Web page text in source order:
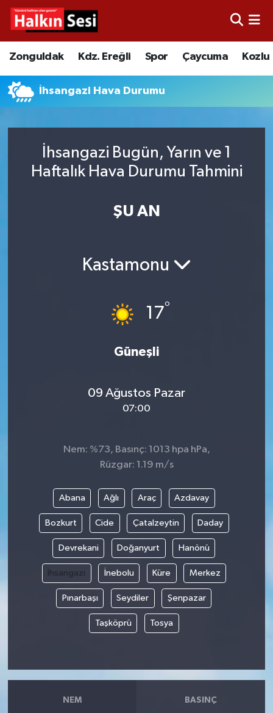
Zonguldak Kdz. Ereğli Spor Çaycuma Kozlu
İhsangazi Hava Durumu
İhsangazi Bugün, Yarın ve 1
Haftalık Hava Durumu Tahmini
ŞU AN
Kastamonu
17°
Güneşli
09 Ağustos Pazar
07:00
Nem: %73, Basınç: 1013 hpa hPa,
Rüzgar: 1.19 m/s
Abana Ağlı Araç Azdavay
Bozkurt Cide Çatalzeytin Daday
Devrekani Doğanyurt Hanönü
İhsangazi İnebolu Küre Merkez
Pınarbaşı Seydiler Şenpazar
Taşköprü Tosya
NEM BASINÇ
Video
Yazarlar
Çaycuma
KDZ. Ereğli
Alaplı
BİLİM VE TEKNOLOJİ
Düzce
Ekonomi
Genel
Gökçebey
GÜNDEM
Kilimli
Kültür - Sanat
Merkez Hava Durumu
Merkez Trafik Yoğunluk Haritası
Tüm Manşetler